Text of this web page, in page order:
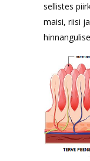
sellistes
maisi, riisi